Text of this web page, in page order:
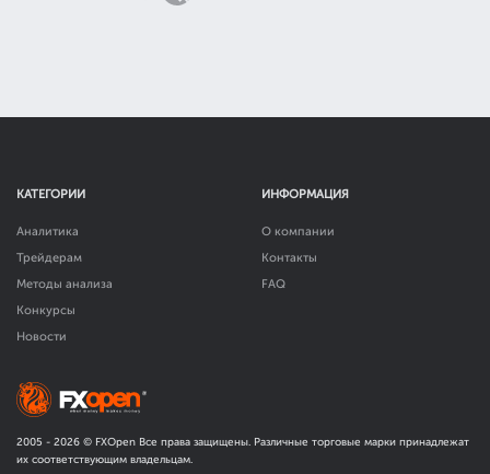
КАТЕГОРИИ
Аналитика
Трейдерам
Методы анализа
Конкурсы
Новости
ИНФОРМАЦИЯ
О компании
Контакты
FAQ
2005 - 2026 © FXOpen Все права защищены. Различные торговые марки принадлежат
их соответствующим владельцам.